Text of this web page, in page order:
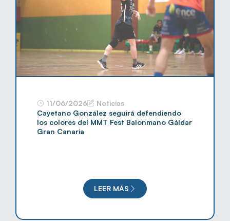
11/06/2026
Noticias
Cayetano González seguirá defendiendo
los colores del MMT Fest Balonmano Gáldar
Gran Canaria
LEER MÁS